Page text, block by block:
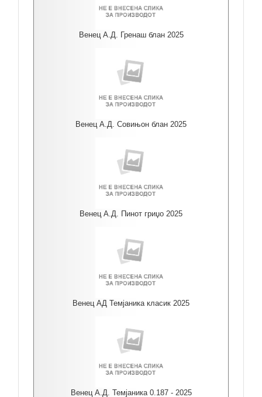
Венец А.Д. Гренаш блан 2025
Венец А.Д. Совињон блан 2025
Венец А.Д. Пинот гриџо 2025
Венец АД Темјаника класик 2025
Венец А.Д. Темјаника 0.187 - 2025